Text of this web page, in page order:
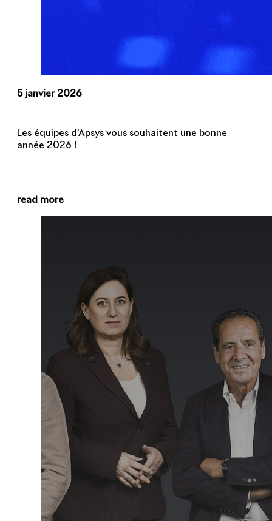
5 janvier 2026
Les équipes d’Apsys vous souhaitent une bonne
année 2026 !
read more